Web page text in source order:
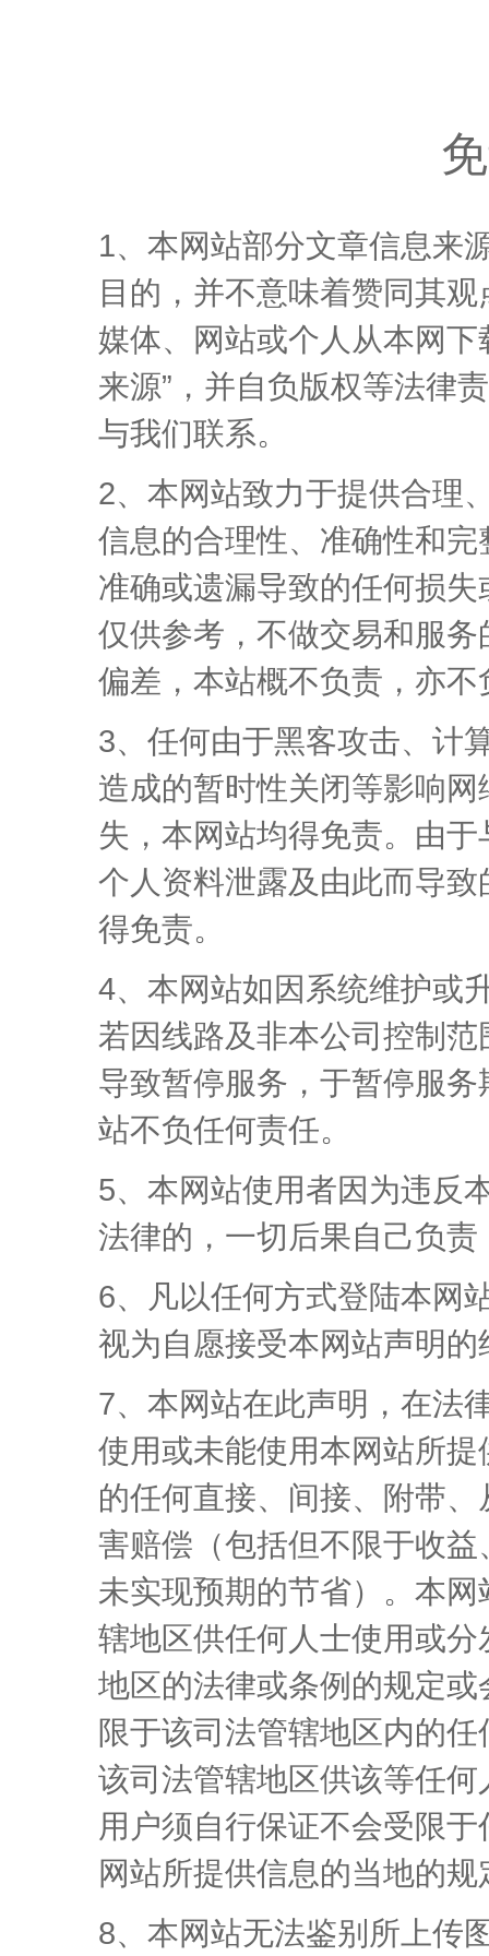
1、本网站部分文章信息来
目的，并不意味着赞同其
媒体、网站或个人从本网
来源”，并自负版权等法律
与我们联系。
2、本网站致力于提供合理
信息的合理性、准确性和
准确或遗漏导致的任何损
仅供参考，不做交易和服
偏差，本站概不负责，亦
3、任何由于黑客攻击、计
造成的暂时性关闭等影响
失，本网站均得免责。由
个人资料泄露及由此而导
得免责。
4、本网站如因系统维护或
若因线路及非本公司控制
导致暂停服务，于暂停服
站不负任何责任。
5、本网站使用者因为违反
法律的，一切后果自己负
6、凡以任何方式登陆本网
视为自愿接受本网站声明的
7、本网站在此声明，在法
使用或未能使用本网站所
的任何直接、间接、附带
害赔偿（包括但不限于收
未实现预期的节省）。本
辖地区供任何人士使用或
地区的法律或条例的规定
限于该司法管辖地区内的
该司法管辖地区供该等任
用户须自行保证不会受限
网站所提供信息的当地的规
8、本网站无法鉴别所上传